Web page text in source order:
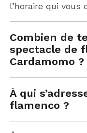
l’horaire qui vous
Combien de
spectacle de
Cardamomo ?
À qui
flamenco ?